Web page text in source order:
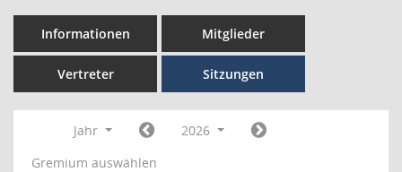
Informationen Mitglieder
Vertreter Sitzungen
Jahr
2026
Gremium auswählen